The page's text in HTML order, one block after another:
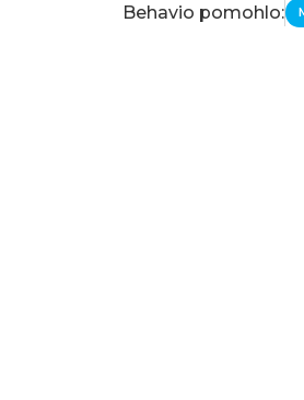
Behavio pomohlo: